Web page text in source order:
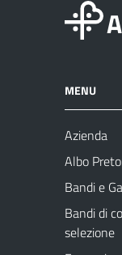
MENU
Azienda
Albo
Bandi e
Bandi di
selezione